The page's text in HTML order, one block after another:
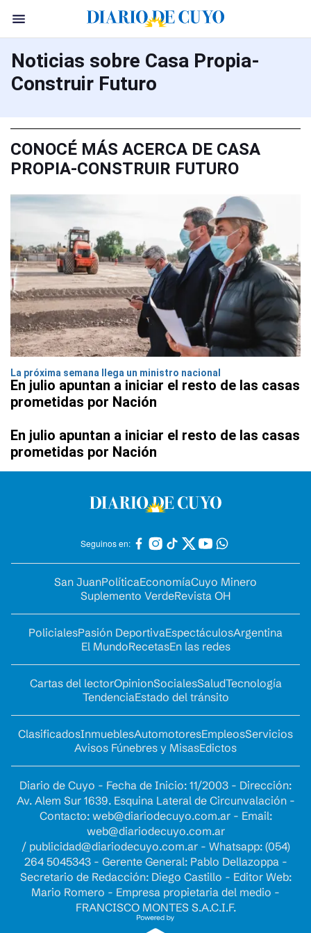
Noticias sobre Casa Propia-
Construir Futuro
CONOCÉ MÁS ACERCA DE CASA
PROPIA-CONSTRUIR FUTURO
La próxima semana llega un ministro nacional
En julio apuntan a iniciar el resto de las casas
prometidas por Nación
En julio apuntan a iniciar el resto de las casas
prometidas por Nación
Seguinos en:
San JuanPolíticaEconomíaCuyo Minero
Suplemento VerdeRevista OH
PolicialesPasión DeportivaEspectáculosArgentina
El MundoRecetasEn las redes
Cartas del lectorOpinionSocialesSaludTecnología
TendenciaEstado del tránsito
ClasificadosInmueblesAutomotoresEmpleosServicios
Avisos Fúnebres y MisasEdictos
Diario de Cuyo - Fecha de Inicio: 11/2003 - Dirección:
Av. Alem Sur 1639. Esquina Lateral de Circunvalación -
Contacto: web@diariodecuyo.com.ar- Email:
web@diariodecuyo.com.ar
/ publicidad@diariodecuyo.com.ar- Whatsapp: (054)
264 5045343 - Gerente General: Pablo Dellazoppa -
Secretario de Redacción: Diego Castillo - Editor Web:
Mario Romero - Empresa propietaria del medio -
FRANCISCO MONTES S.A.C.I.F.